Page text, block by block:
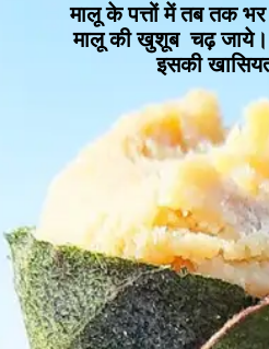
मालू के पत्तों में तब तक
मालू की खुशूब चढ़ जाये।
इसकी